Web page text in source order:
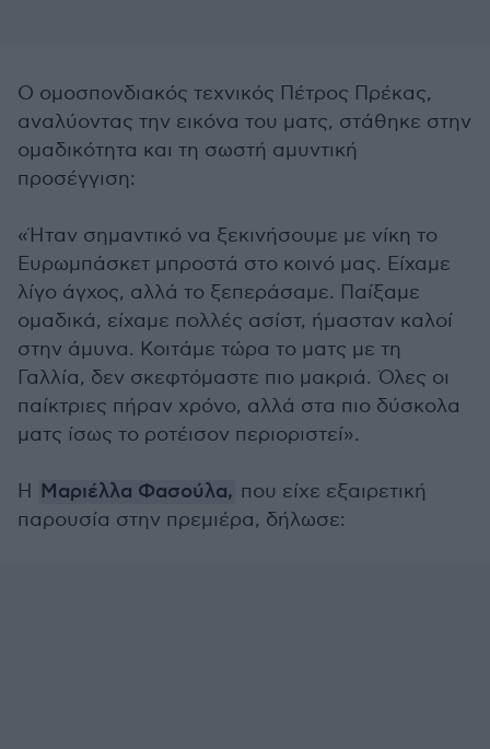
Ο ομοσπονδιακός τεχνικός Πέτρος Πρέκας,
αναλύοντας την εικόνα του ματς, στάθηκε στην
ομαδικότητα και τη σωστή αμυντική
προσέγγιση:
«Ήταν σημαντικό να ξεκινήσουμε με νίκη το
Ευρωμπάσκετ μπροστά στο κοινό μας. Είχαμε
λίγο άγχος, αλλά το ξεπεράσαμε. Παίξαμε
ομαδικά, είχαμε πολλές ασίστ, ήμασταν καλοί
στην άμυνα. Κοιτάμε τώρα το ματς με τη
Γαλλία, δεν σκεφτόμαστε πιο μακριά. Όλες οι
παίκτριες πήραν χρόνο, αλλά στα πιο δύσκολα
ματς ίσως το ροτέισον περιοριστεί».
Η Μαριέλλα Φασούλα, που είχε εξαιρετική
παρουσία στην πρεμιέρα, δήλωσε: